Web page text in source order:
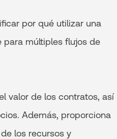
por qué utilizar una
múltiples flujos de
valor de los contratos, así
Además, proporciona
los recursos y